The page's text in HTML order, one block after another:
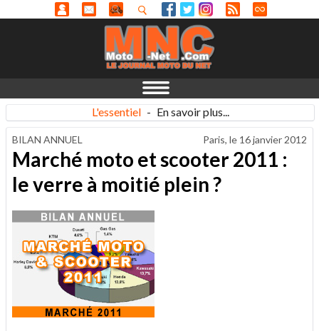
L'essentiel - En savoir plus...
BILAN ANNUEL Paris, le 16 janvier 2012
Marché moto et scooter 2011 :
le verre à moitié plein ?